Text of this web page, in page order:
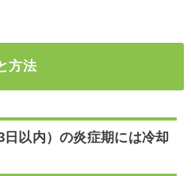
方法
以内）の炎症期には冷却